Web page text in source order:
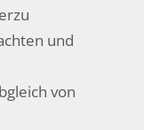
und
von